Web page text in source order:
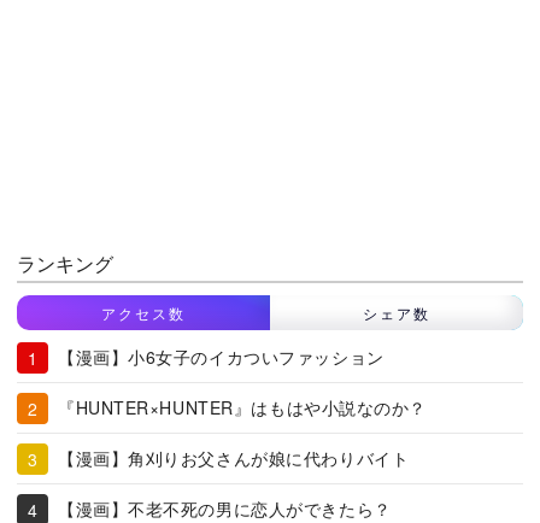
ランキング
アクセス数 シェア数
【漫画】小6女子のイカついファッション
『HUNTER×HUNTER』はもはや小説なのか？
【漫画】角刈りお父さんが娘に代わりバイト
【漫画】不老不死の男に恋人ができたら？